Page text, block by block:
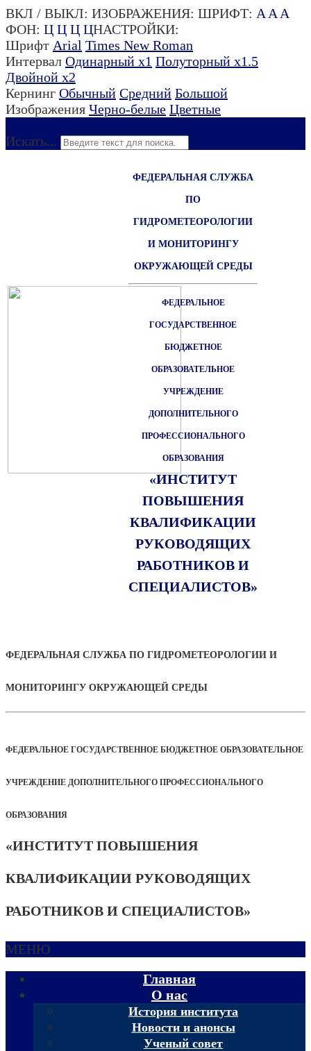
ВКЛ / ВЫКЛ: ИЗОБРАЖЕНИЯ: ШРИФТ: A A A
ФОН: Ц Ц Ц ЦНАСТРОЙКИ:
Шрифт Arial Times New Roman
Интервал Одинарный х1 Полуторный х1.5
Двойной х2
Кернинг Обычный Средний Большой
Изображения Черно-белые Цветные
Искать...
ФЕДЕРАЛЬНАЯ СЛУЖБА
ПО
ГИДРОМЕТЕОРОЛОГИИ
И МОНИТОРИНГУ
ОКРУЖАЮЩЕЙ СРЕДЫ
ФЕДЕРАЛЬНОЕ
ГОСУДАРСТВЕННОЕ
БЮДЖЕТНОЕ
ОБРАЗОВАТЕЛЬНОЕ
УЧРЕЖДЕНИЕ
ДОПОЛНИТЕЛЬНОГО
ПРОФЕССИОНАЛЬНОГО
ОБРАЗОВАНИЯ
«ИНСТИТУТ
ПОВЫШЕНИЯ
КВАЛИФИКАЦИИ
РУКОВОДЯЩИХ
РАБОТНИКОВ И
СПЕЦИАЛИСТОВ»
ФЕДЕРАЛЬНАЯ СЛУЖБА ПО ГИДРОМЕТЕОРОЛОГИИ И
МОНИТОРИНГУ ОКРУЖАЮЩЕЙ СРЕДЫ
ФЕДЕРАЛЬНОЕ ГОСУДАРСТВЕННОЕ БЮДЖЕТНОЕ ОБРАЗОВАТЕЛЬНОЕ
УЧРЕЖДЕНИЕ ДОПОЛНИТЕЛЬНОГО ПРОФЕССИОНАЛЬНОГО
ОБРАЗОВАНИЯ
«ИНСТИТУТ ПОВЫШЕНИЯ
КВАЛИФИКАЦИИ РУКОВОДЯЩИХ
РАБОТНИКОВ И СПЕЦИАЛИСТОВ»
МЕНЮ
Главная
О нас
История института
Новости и анонсы
Ученый совет